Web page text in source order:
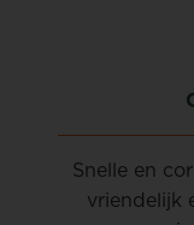
Snelle en
vriendelijk